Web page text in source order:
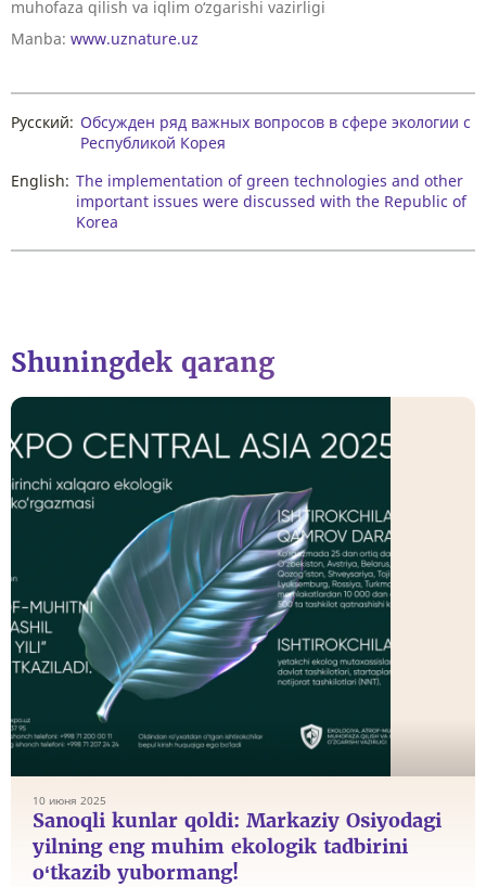
muhofaza qilish va iqlim o‘zgarishi vazirligi
Manba: www.uznature.uz
Русский: Обсужден ряд важных вопросов в сфере экологии с
Республикой Корея
English: The implementation of green technologies and other
important issues were discussed with the Republic of
Korea
Shuningdek qarang
10 июня 2025
Sanoqli kunlar qoldi: Markaziy Osiyodagi
yilning eng muhim ekologik tadbirini
o‘tkazib yubormang!